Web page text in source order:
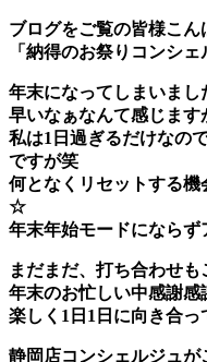
ブログをご覧の皆様こん
「納得のお祭りコンシ
年末になってしまいまし
早いなぁなんて感じます
私は1日過ぎるだけなの
ですが笑
何となくリセットする
☆
年末年始モードにならず
まだまだ、打ち合わせ
年末のお忙しい中感謝感
楽しく1日1日に向き合っ
静岡店コンシェルジュ